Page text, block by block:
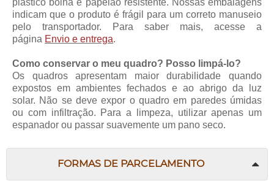
indicam que o produto é frágil para um correto manuseio
pelo transportador. Para saber mais, acesse a
página Envio e entrega.
Como conservar o meu quadro? Posso limpá-lo?
Os quadros apresentam maior durabilidade quando
expostos em ambientes fechados e ao abrigo da luz
solar. Não se deve expor o quadro em paredes úmidas
ou com infiltração. Para a limpeza, utilizar apenas um
espanador ou passar suavemente um pano seco.
FORMAS DE PARCELAMENTO